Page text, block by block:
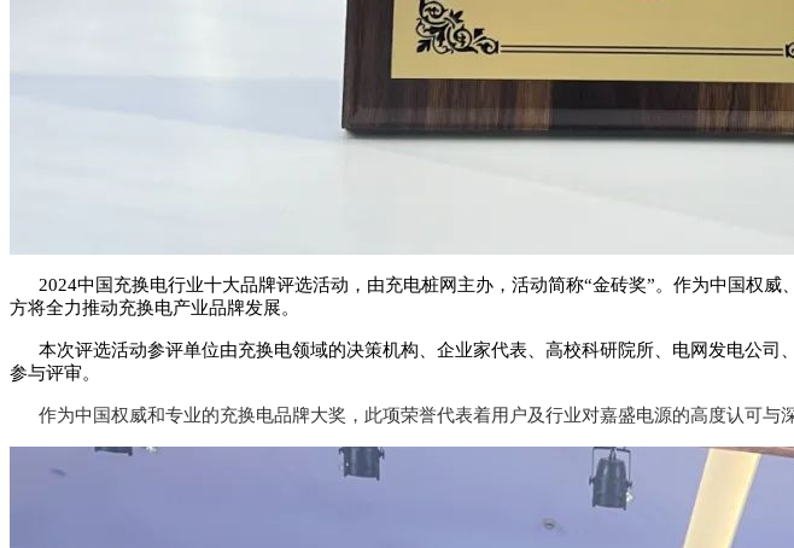
2024中国充换电行业十大品牌评选活动，由充电桩网主办，活动简称“金砖奖”。作为中国权
方将全力推动充换电产业品牌发展。
本次评选活动参评单位由充换电领域的决策机构、企业家代表、高校科研院所、电网发电公司
参与评审。
作为中国权威和专业的充换电品牌大奖， 此项荣誉代表着用户及行业对嘉盛电源的高度认可与